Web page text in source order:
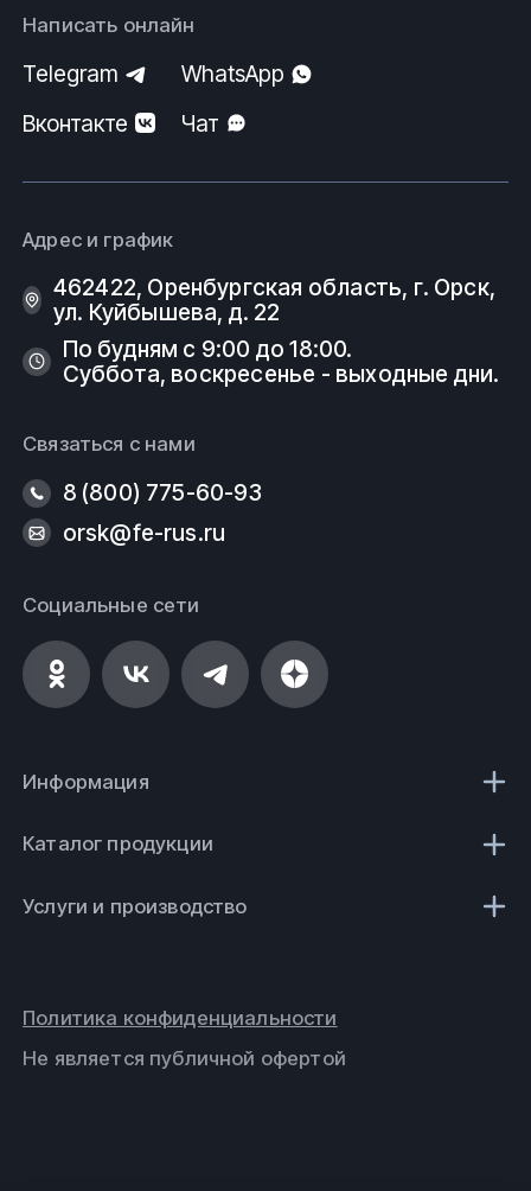
Написать онлайн
Telegram
WhatsApp
Вконтакте
Чат
Адрес и график
462422, Оренбургская область, г. Орск,
ул. Куйбышева, д. 22
По будням с 9:00 до 18:00.
Суббота, воскресенье - выходные дни.
Связаться с нами
8 (800) 775-60-93
orsk@fe-rus.ru
Социальные сети
Информация
Каталог продукции
Услуги и производство
Не является публичной офертой
Политика конфиденциальности